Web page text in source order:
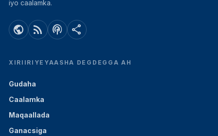
iyo caalamka.
public rss_feed podcasts share
XIRIIRIYEYAASHA DEGDEGGA AH
Gudaha
Caalamka
Maqaallada
Ganacsiga